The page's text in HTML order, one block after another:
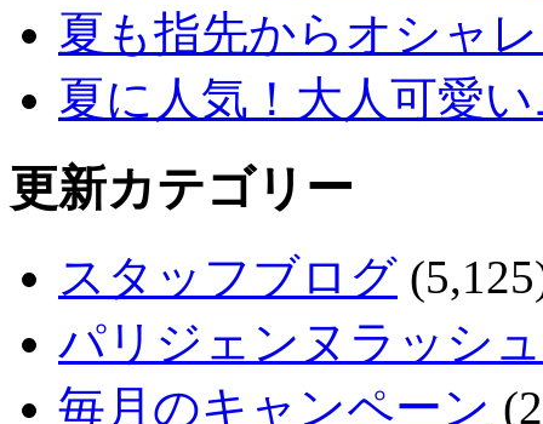
夏も指先からオシャ
夏に人気！大人可愛
更新カテゴリー
スタッフブログ
パリジェンヌラッシ
毎月のキャンペーン